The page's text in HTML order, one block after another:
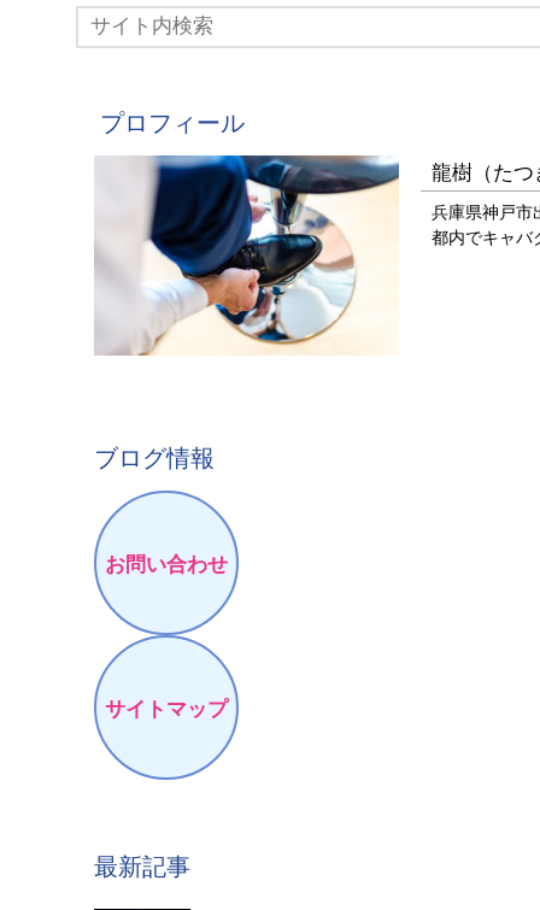
プロフィール
龍樹（たつ
兵庫県神戸市
都内でキャバ
ブログ情報
お問い合わせ
サイトマップ
最新記事